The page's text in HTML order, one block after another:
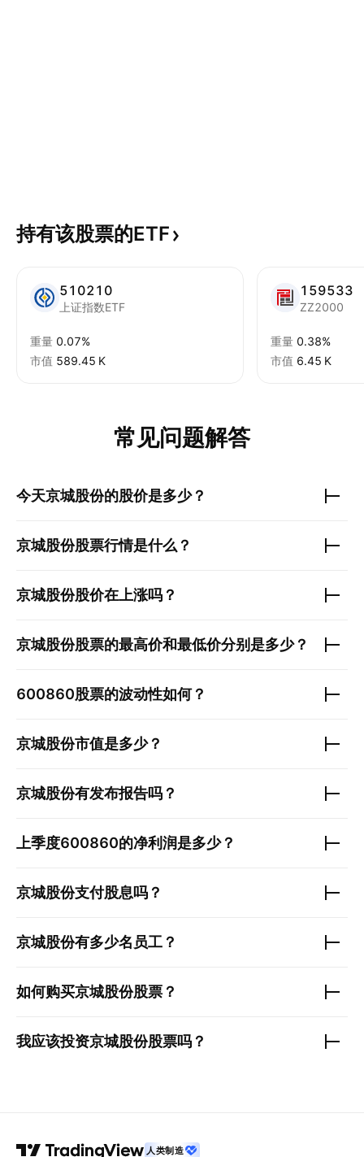
持有该股票的ETF
510210
上证指数ETF
重量 0.07%
市值 ‪589.45 K‬
159533
ZZ2000
重量 0.38%
市值 ‪6.45 K‬
常见问题解答
今天京城股份的股价是多少？
京城股份股票行情是什么？
京城股份股价在上涨吗？
京城股份股票的最高价和最低价分别是多少？
600860股票的波动性如何？
京城股份市值是多少？
京城股份有发布报告吗？
上季度600860的净利润是多少？
京城股份支付股息吗？
京城股份有多少名员工？
如何购买京城股份股票？
我应该投资京城股份股票吗？
人类制造